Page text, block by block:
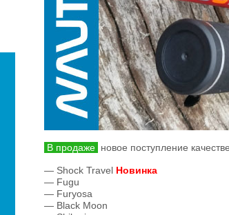
В продаже новое поступление
— Shock Travel Новинка
— Fugu
— Furyosa
— Black Moon